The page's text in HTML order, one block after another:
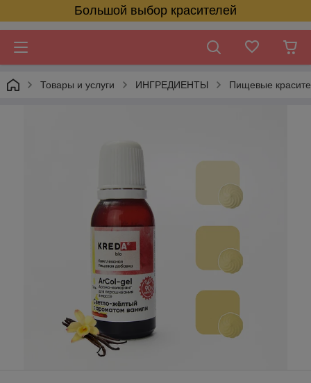
Большой выбор красителей
Товары и услуги ИНГРЕДИЕНТЫ Пищевые